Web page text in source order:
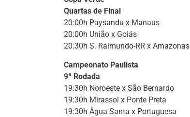
Quartas de Final
20:00h Paysandu x Manaus
20:00h União x Goiás
20:30h S. Raimundo-RR x Amazonas
Campeonato Paulista
9ª Rodada
19:30h Noroeste x São Bernardo
19:30h Mirassol x Ponte Preta
19:30h Água Santa x Portuguesa